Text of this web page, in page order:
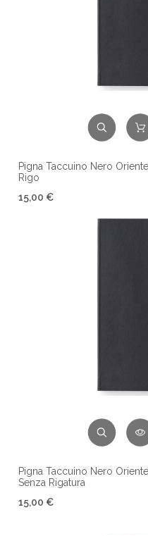
Pigna Taccuino Nero
Rigo
15,00 €
Pigna Taccuino Nero
Senza Rigatura
15,00 €